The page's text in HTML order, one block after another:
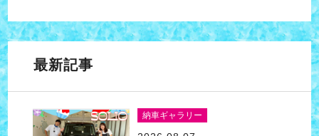
最新記事
納車ギャラリー